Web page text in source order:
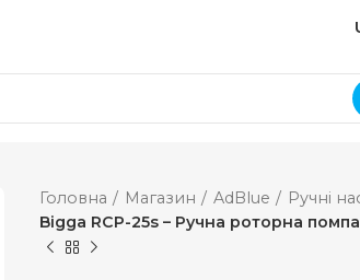
Головна Магазин AdBlue
Ручні
Bigga RCP-25s – Ручна роторна